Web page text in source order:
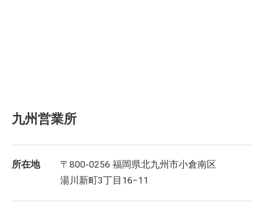
九州営業所
所在地
〒800-0256 福岡県北九州市小倉南区
湯川新町3丁目16−11